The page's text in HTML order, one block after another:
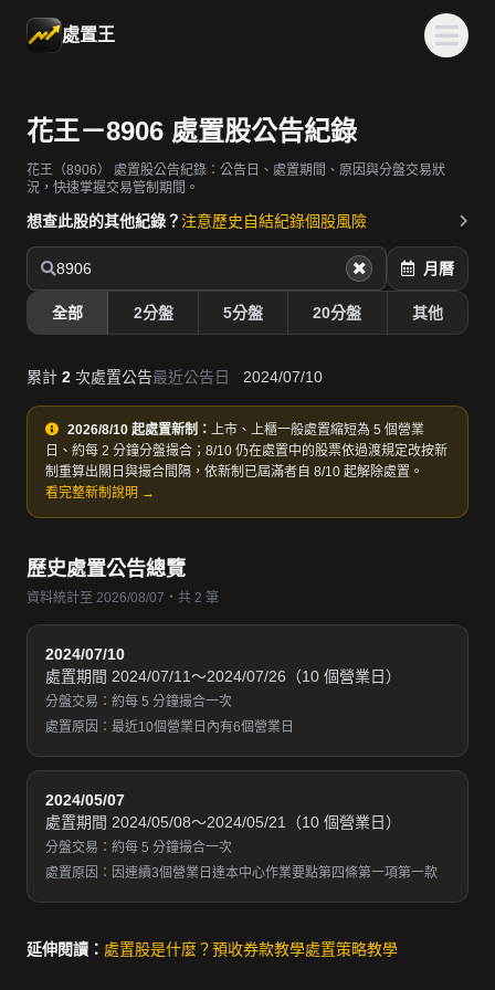
處置王
花王－8906 處置股公告紀錄
花王（8906）
處置股公告紀錄：公告日、處置期間、原因與分盤交易狀
況，快速掌握交易管制期間。
想查此股的其他紀錄？ 注意歷史自結紀錄個股風險
8906 月曆
全部 2分盤 5分盤 20分盤 其他
累計 2 次處置公告最近公告日 2024/07/10
2026/8/10 起處置新制： 上市、上櫃一般處置縮短為 5 個營業
日、約每 2 分鐘分盤撮合；8/10 仍在處置中的股票依過渡規定改按新
制重算出關日與撮合間隔，依新制已屆滿者自 8/10 起解除處置。
看完整新制說明 →
歷史處置公告總覽
資料統計至 2026/08/07・共 2 筆
2024/07/10
處置期間 2024/07/11～2024/07/26（10 個營業日）
分盤交易：約每 5 分鐘撮合一次
處置原因：最近10個營業日內有6個營業日
2024/05/07
處置期間 2024/05/08～2024/05/21（10 個營業日）
分盤交易：約每 5 分鐘撮合一次
處置原因：因連續3個營業日達本中心作業要點第四條第一項第一款
延伸閱讀： 處置股是什麼？預收券款教學處置策略教學